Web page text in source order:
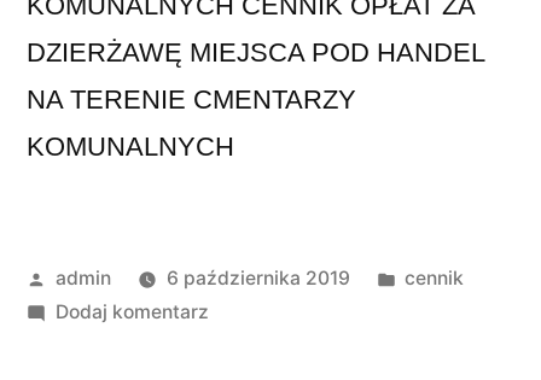
DZIERŻAWĘ MIEJSCA POD HANDEL
NA TERENIE CMENTARZY
KOMUNALNYCH
admin 6 października 2019
cennik
Dodaj komentarz